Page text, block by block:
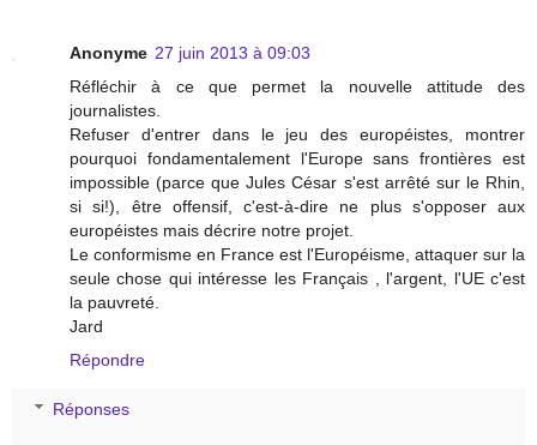
Anonyme 27 juin 2013 à 09:03
Réfléchir à ce que permet la nouvelle attitude des
journalistes.
Refuser d'entrer dans le jeu des européistes, montrer
pourquoi fondamentalement l'Europe sans frontières est
impossible (parce que Jules César s'est arrêté sur le Rhin,
si si!), être offensif, c'est-à-dire ne plus s'opposer aux
européistes mais décrire notre projet.
Le conformisme en France est l'Européisme, attaquer sur la
seule chose qui intéresse les Français , l'argent, l'UE c'est
la pauvreté.
Jard
Répondre
Réponses